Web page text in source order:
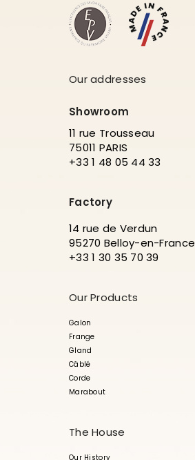
Our addresses
Showroom
11 rue Trousseau
75011 PARIS
+33 1 48 05 44 33
Factory
14 rue de Verdun
95270 Belloy-en-France
+33 1 30 35 70 39
Our Products
Galon
Frange
Gland
Câblé
Corde
Marabout
The House
Our History